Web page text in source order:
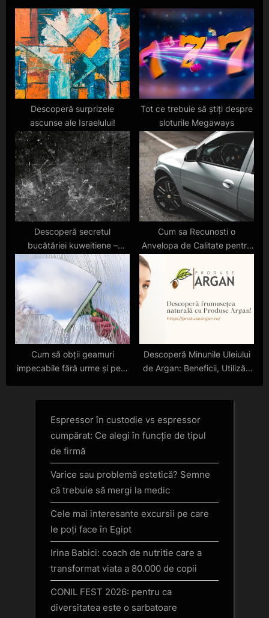
s
P
o
s
t
:
o
s
t
:
Descoperă surprizele
ascunse ale Israelului!
Tot ce trebuie să știți despre
sloturile Megaways
Descoperă secretul
bucătăriei kuweitiene –
tradiții și arome orientale
Cum sa Recunosti o
Anvelopa de Calitate pentru
Cum să obții geamuri
impecabile fără urme și pete
Descoperă Minunile Uleiului
de Argan: Beneficii, Utilizări
Espressor în custodie vs espressor
cumpărat: Ce alegi în funcție de tipul
de firmă
Varice sau problemă estetică? Semne
că trebuie să mergi la medic
Cele mai interesante excursii pe care
le poți face în Egipt
Irina Babici: coach de nutritie care a
transformat viata a 80.000 de copii
CONIL FEST 2026: pentru ca
diversitatea este o sarbatoare